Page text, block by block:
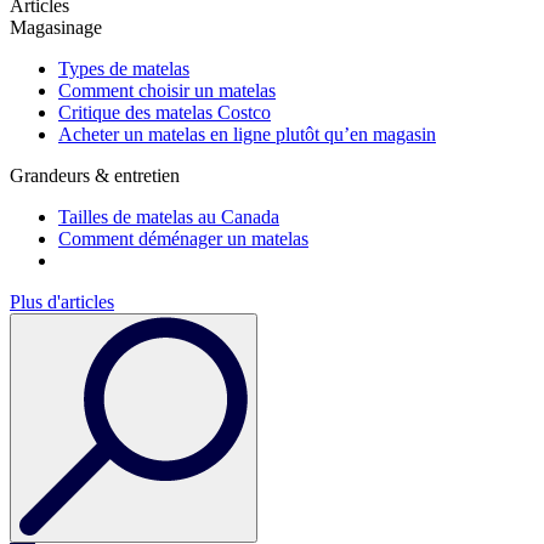
Articles
Magasinage
Types de matelas
Comment choisir un matelas
Critique des matelas Costco
Acheter un matelas en ligne plutôt qu’en magasin
Grandeurs & entretien
Tailles de matelas au Canada
Comment déménager un matelas
Plus d'articles